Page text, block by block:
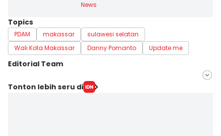
News
Topics
PDAM makassar
sulawesi selatan
Wali Kota Makassar
Danny Pomanto Update me
Editorial Team
Editor
Tonton lebih seru di